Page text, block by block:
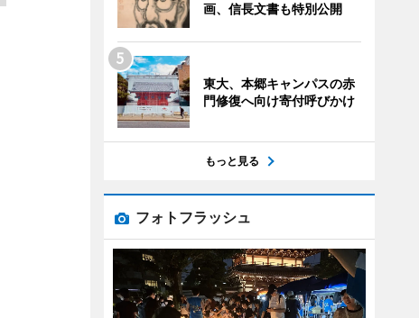
画、信長文書も特別公開
東大、本郷キャンパスの赤
門修復へ向け寄付呼びかけ
もっと見る
フォトフラッシュ